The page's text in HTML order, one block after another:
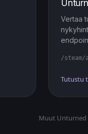
Vertaa
/steam/
Tutustu
Muut Unturned